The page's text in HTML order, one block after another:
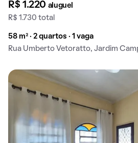
R$ 1.220 aluguel
R$ 1.730 total
58 m² · 2 quartos · 1 vaga
Rua Umberto Vetoratto, Jardim